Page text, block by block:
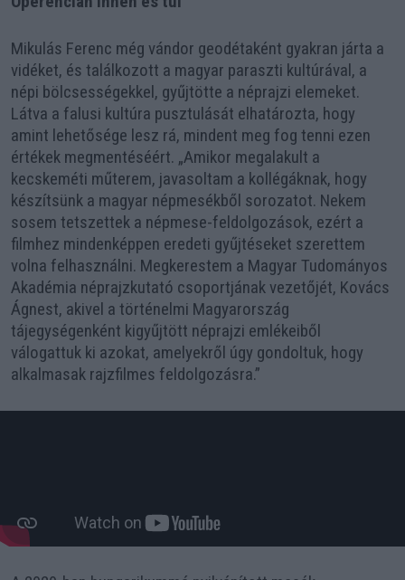
Mikulás Ferenc még vándor geodétaként gyakran járta a
vidéket, és találkozott a magyar paraszti kultúrával, a
népi bölcsességekkel, gyűjtötte a néprajzi elemeket.
Látva a falusi kultúra pusztulását elhatározta, hogy
amint lehetősége lesz rá, mindent meg fog tenni ezen
értékek megmentéséért. „Amikor megalakult a
kecskeméti műterem, javasoltam a kollégáknak, hogy
készítsünk a magyar népmesékből sorozatot. Nekem
sosem tetszettek a népmese-feldolgozások, ezért a
filmhez mindenképpen eredeti gyűjtéseket szerettem
volna felhasználni. Megkerestem a Magyar Tudományos
Akadémia néprajzkutató csoportjának vezetőjét, Kovács
Ágnest, akivel a történelmi Magyarország
tájegységenként kigyűjtött néprajzi emlékeiből
válogattuk ki azokat, amelyekről úgy gondoltuk, hogy
alkalmasak rajzfilmes feldolgozásra.”